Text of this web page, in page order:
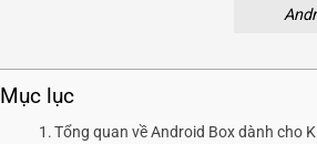
Mục lục
Tổng quan về Android Box dành cho